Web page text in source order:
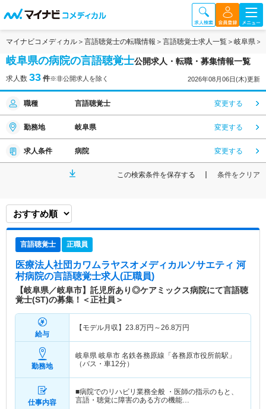
マイナビコメディカル 言語聴覚士の転職情報 言語聴覚士求人一覧 岐阜県
岐阜県の病院の言語聴覚士公開求人・転職・募集情報一覧
求人数 33 件※非公開求人を除く 2026年08月06日(木)更新
職種 言語聴覚士 変更する
勤務地 岐阜県 変更する
求人条件 病院 変更する
この検索条件を保存する 条件をクリア
言語聴覚士 正職員
医療法人社団カワムラヤスオメディカルソサエティ 河
村病院の言語聴覚士求人(正職員)
【岐阜県／岐阜市】託児所あり◎ケアミックス病院にて言語聴
覚士(ST)の募集！＜正社員＞
給与
【モデル月収】 23.8万円～26.8万円
勤務地
岐阜県 岐阜市 名鉄各務原線「各務原市役所前駅」
（バス・車12分）
仕事内容
■病院でのリハビリ業務全般 ・医師の指示のもと、
言語・聴覚に障害のある方の機能…